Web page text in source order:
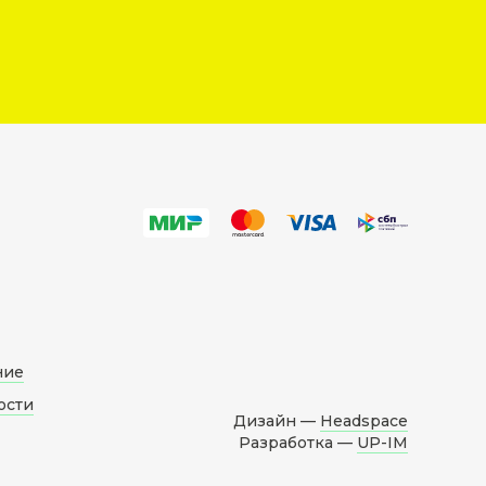
Дизайн — Headspace
Разработка — UP-IM